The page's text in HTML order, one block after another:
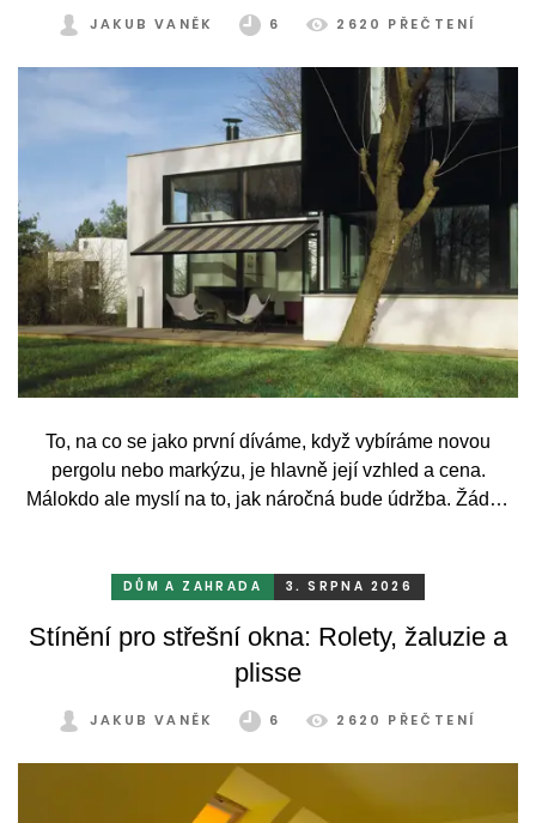
JAKUB VANĚK 6 2620 PŘEČTENÍ
To, na co se jako první díváme, když vybíráme novou
pergolu nebo markýzu, je hlavně její vzhled a cena.
Málokdo ale myslí na to, jak náročná bude údržba. Žádný
mrazu, ale také prachu a pylu, což se na něm dříve či
DŮM A ZAHRADA 3. SRPNA 2026
Stínění pro střešní okna: Rolety, žaluzie a
plisse
JAKUB VANĚK 6 2620 PŘEČTENÍ